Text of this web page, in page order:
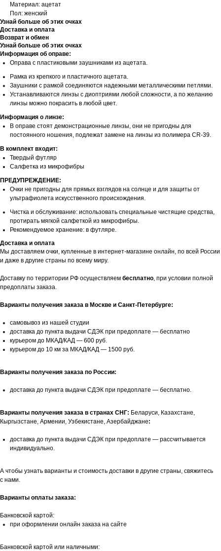
Материал: ацетат
Пол: женский
Узнай больше об этих очках
Доставка и оплата
Возврат и обмен
Узнай больше об этих очках
Информация об оправе:
Оправа с пластиковыми заушниками из ацетата.
Рамка из крепкого и пластичного ацетата.
Заушники с рамкой соединяются надежными металлическими петлями.
Устанавливаются линзы с диоптриями любой сложности, а по желанию
линзы можно покрасить в любой цвет.
Информация о линзе:
В оправе стоят демонстрационные линзы, они не пригодны для
постоянного ношения, подлежат замене на линзы из полимера CR-39.
В комплект входит:
Твердый футляр
Салфетка из микрофибры
ПРЕДУПРЕЖДЕНИЕ:
Очки не пригодны для прямых взглядов на солнце и для защиты от
ультрафиолета искусственного происхождения.
Чистка и обслуживание: использовать специальные чистящие средства,
протирать мягкой салфеткой из микрофибры.
Рекомендуемое хранение: в футляре.
Доставка и оплата
Мы доставляем очки, купленные в интернет-магазине онлайн, по всей России
и даже в другие страны по всему миру.
Доставку по территории РФ осуществляем бесплатно, при условии полной
предоплаты заказа.
Варианты получения заказа в Москве и Санкт-Петербурге:
самовывоз из нашей студии
доставка до пункта выдачи СДЭК при предоплате — бесплатно
курьером до МКАД/КАД — 600 руб.
курьером до 10 км за МКАД/КАД — 1500 руб.
Варианты получения заказа по России:
доставка до пункта выдачи СДЭК при предоплате — бесплатно.
Варианты получения заказа в странах СНГ: Беларуси, Казахстане,
Кыргызстане, Армении, Узбекистане, Азербайджане:
доставка до пункта выдачи СДЭК при предоплате — рассчитывается
индивидуально.
А чтобы узнать варианты и стоимость доставки в другие страны, свяжитесь
с нами.
Варианты оплаты заказа:
Банковской картой:
при оформлении онлайн заказа на сайте
Банковской картой или наличными: